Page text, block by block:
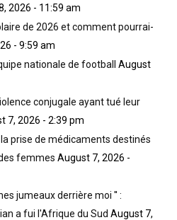
2026 - 11:59 am
de 2026 et comment pourrai-
- 9:59 am
nationale de football
August
conjugale ayant tué leur
7, 2026 - 2:39 pm
prise de médicaments destinés
femmes August 7, 2026 -
jumeaux derrière moi '' :
a fui l'Afrique du Sud August 7,